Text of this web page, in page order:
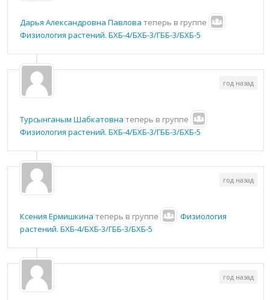
Дарья Александровна Павлова теперь в группе
Физиология растений. БХБ-4/БХБ-3/ГББ-3/БХБ-5
Турсынганым Шабкатовна теперь в группе
Физиология растений. БХБ-4/БХБ-3/ГББ-3/БХБ-5
год назад
Ксения Ермишкина теперь в группе
Физиология
растений. БХБ-4/БХБ-3/ГББ-3/БХБ-5
год назад
год назад